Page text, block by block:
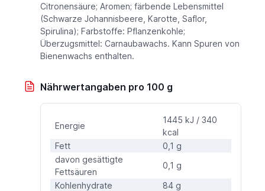
Citronensäure; Aromen; färbende Lebensmittel
(Schwarze Johannisbeere, Karotte, Saflor,
Spirulina); Farbstoffe: Pflanzenkohle;
Überzugsmittel: Carnaubawachs. Kann Spuren von
Bienenwachs enthalten.
Nährwertangaben pro 100 g
Energie
1445 kJ / 340
kcal
Fett
0,1 g
davon gesättigte
Fettsäuren
0,1 g
Kohlenhydrate
84 g